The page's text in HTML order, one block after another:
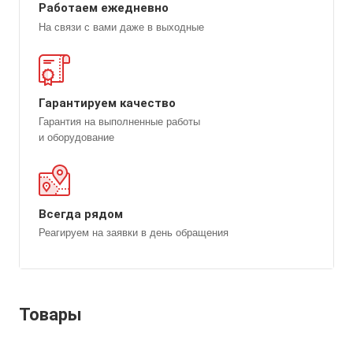
Работаем ежедневно
На связи с вами даже в выходные
Гарантируем качество
Гарантия на выполненные работы
и оборудование
Всегда рядом
Реагируем на заявки в день обращения
Товары